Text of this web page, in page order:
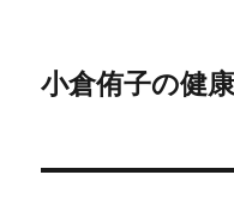
小倉侑子の健